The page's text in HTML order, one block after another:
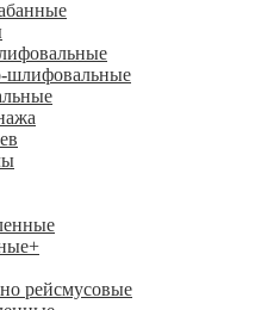
шлифовальные
+
рейсмусовые